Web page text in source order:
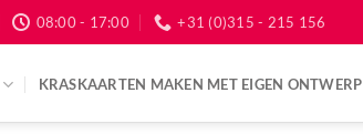
08:00 - 17:00 +31 (0)315 - 215 156
KRASKAARTEN MAKEN MET EIGEN ONTWERP